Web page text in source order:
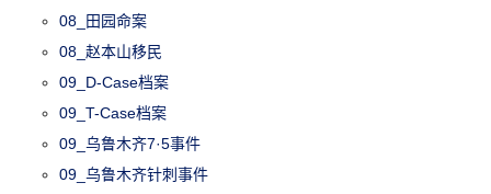
08_田园命案
08_赵本山移民
09_D-Case档案
09_T-Case档案
09_乌鲁木齐7·5事件
09_乌鲁木齐针刺事件